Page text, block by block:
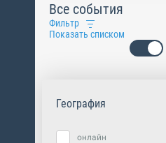
Все события
Фильтр
Показать списком
География
онлайн